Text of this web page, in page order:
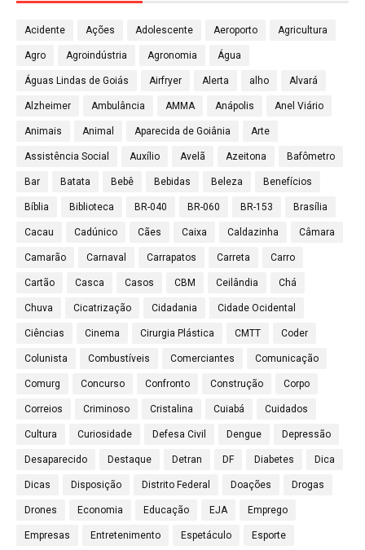
Acidente Ações Adolescente Aeroporto Agricultura
Agro Agroindústria Agronomia Água
Águas Lindas de Goiás Airfryer Alerta alho Alvará
Alzheimer Ambulância AMMA Anápolis Anel Viário
Animais Animal Aparecida de Goiânia Arte
Assistência Social Auxílio Avelã Azeitona Bafômetro
Bar Batata Bebê Bebidas Beleza Benefícios
Bíblia Biblioteca BR-040 BR-060 BR-153 Brasília
Cacau Cadúnico Cães Caixa Caldazinha Câmara
Camarão Carnaval Carrapatos Carreta Carro
Cartão Casca Casos CBM Ceilândia Chá
Chuva Cicatrização Cidadania Cidade Ocidental
Ciências Cinema Cirurgia Plástica CMTT Coder
Colunista Combustíveis Comerciantes Comunicação
Comurg Concurso Confronto Construção Corpo
Correios Criminoso Cristalina Cuiabá Cuidados
Cultura Curiosidade Defesa Civil Dengue Depressão
Desaparecido Destaque Detran DF Diabetes Dica
Dicas Disposição Distrito Federal Doações Drogas
Drones Economia Educação EJA Emprego
Empresas Entretenimento Espetáculo Esporte